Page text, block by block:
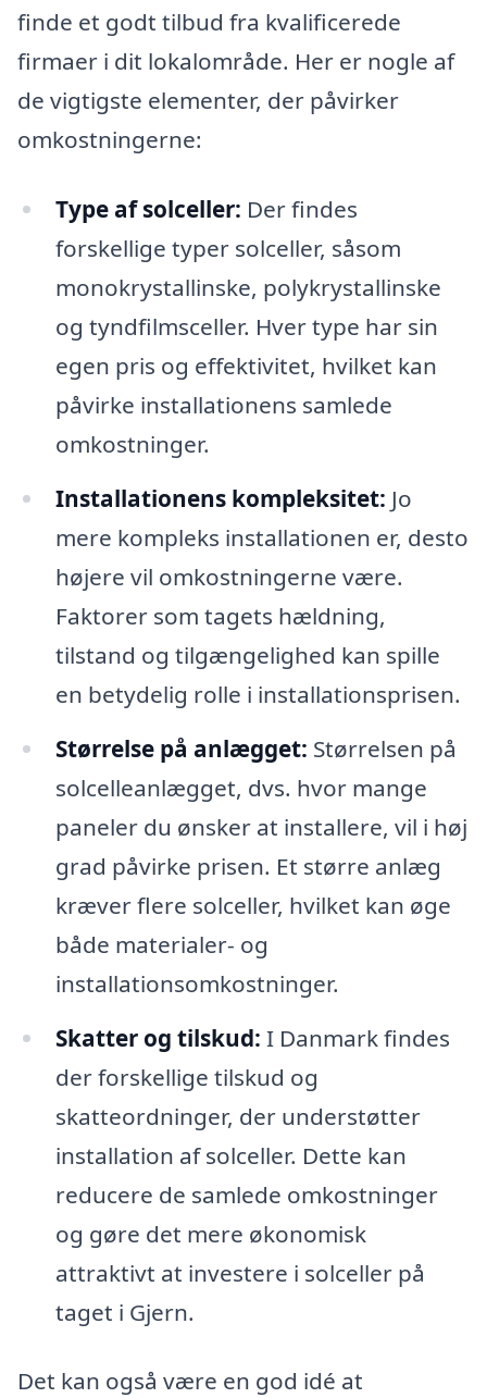
finde et godt tilbud fra kvalificerede
firmaer i dit lokalområde. Her er nogle af
de vigtigste elementer, der påvirker
omkostningerne:
Type af solceller: Der findes
forskellige typer solceller, såsom
monokrystallinske, polykrystallinske
og tyndfilmsceller. Hver type har sin
egen pris og effektivitet, hvilket kan
påvirke installationens samlede
omkostninger.
Installationens kompleksitet: Jo
mere kompleks installationen er, desto
højere vil omkostningerne være.
Faktorer som tagets hældning,
tilstand og tilgængelighed kan spille
en betydelig rolle i installationsprisen.
Størrelse på anlægget: Størrelsen på
solcelleanlægget, dvs. hvor mange
paneler du ønsker at installere, vil i høj
grad påvirke prisen. Et større anlæg
kræver flere solceller, hvilket kan øge
både materialer- og
installationsomkostninger.
Skatter og tilskud: I Danmark findes
der forskellige tilskud og
skatteordninger, der understøtter
installation af solceller. Dette kan
reducere de samlede omkostninger
og gøre det mere økonomisk
attraktivt at investere i solceller på
taget i Gjern.
Det kan også være en god idé at